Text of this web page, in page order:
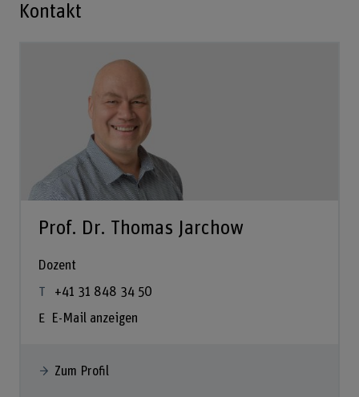
Kontakt
Prof. Dr. Thomas Jarchow
Dozent
+41 31 848 34 50
E-Mail anzeigen
Zum Profil